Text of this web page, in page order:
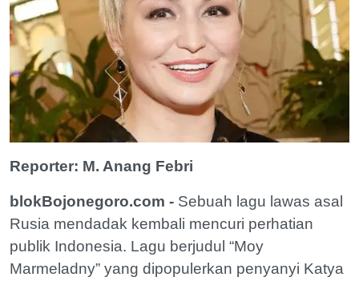
Reporter: M. Anang Febri
blokBojonegoro.com - Sebuah lagu lawas asal
Rusia mendadak kembali mencuri perhatian
publik Indonesia. Lagu berjudul “Moy
Marmeladny” yang dipopulerkan penyanyi Katya